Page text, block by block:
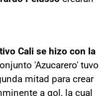
Cali se hizo con la
'Azucarero' tuvo
mitad para crear
a gol, la cual